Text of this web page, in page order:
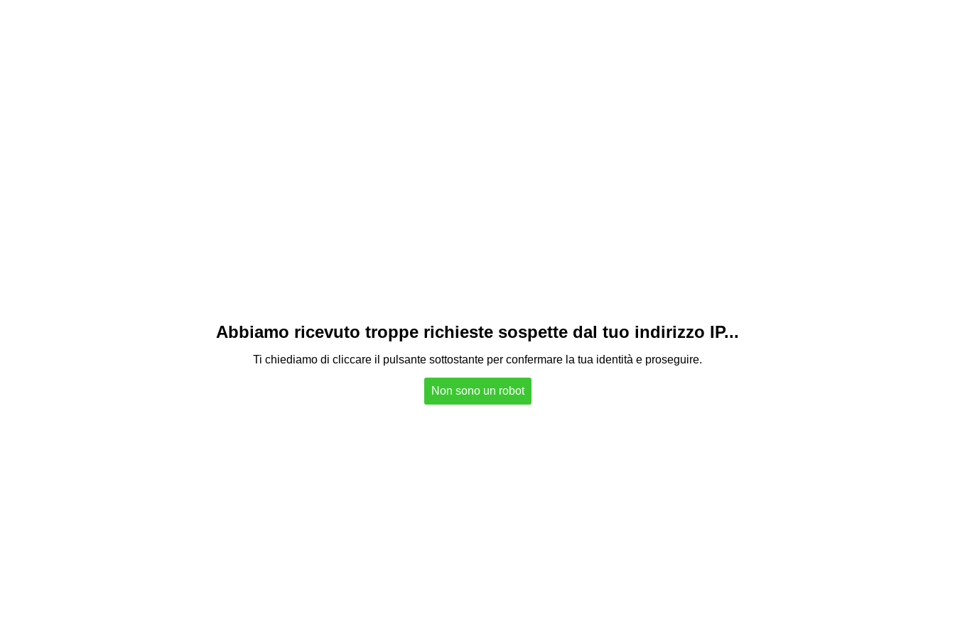
Abbiamo ricevuto troppe richieste sospette dal tuo indirizzo IP...
Ti chiediamo di cliccare il pulsante sottostante per confermare la tua identità e proseguire.
Non sono un robot